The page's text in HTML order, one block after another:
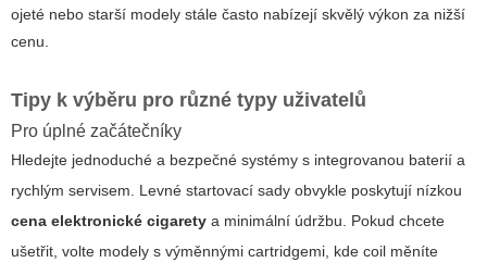
ojeté nebo starší modely stále často nabízejí skvělý výkon za nižší
cenu.
Tipy k výběru pro různé typy uživatelů
Pro úplné začátečníky
Hledejte jednoduché a bezpečné systémy s integrovanou baterií a
rychlým servisem. Levné startovací sady obvykle poskytují nízkou
cena elektronické cigarety a minimální údržbu. Pokud chcete
ušetřit, volte modely s výměnnými cartridgemi, kde coil měníte